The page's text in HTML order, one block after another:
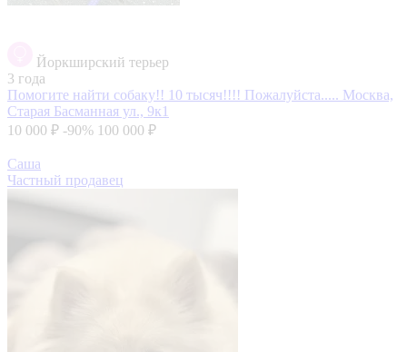
Йоркширский терьер
3 года
Помогите найти собаку!! 10 тысяч!!!! Пожалуйста..... Москва,
Старая Басманная ул., 9к1
10 000 ₽ -90% 100 000 ₽
Саша
Частный продавец